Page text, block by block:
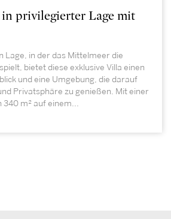
privilegierter Lage mit
Lage, in der das Mittelmeer die
bietet diese exklusive Villa einen
und eine Umgebung, die darauf
Privatsphäre zu genießen. Mit einer
m² auf einem...